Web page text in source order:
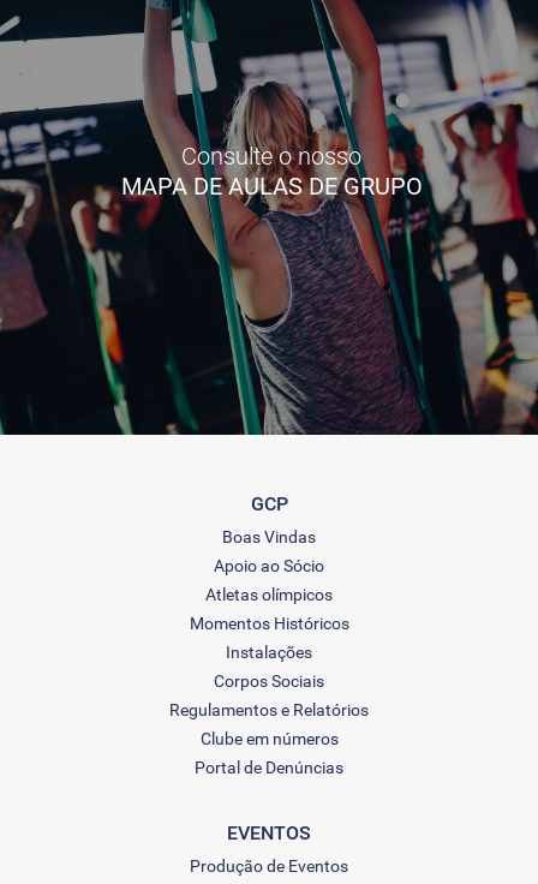
Consulte o nosso
MAPA DE AULAS DE GRUPO
GCP
Boas Vindas
Apoio ao Sócio
Atletas olímpicos
Momentos Históricos
Instalações
Corpos Sociais
Regulamentos e Relatórios
Clube em números
Portal de Denúncias
EVENTOS
Produção de Eventos